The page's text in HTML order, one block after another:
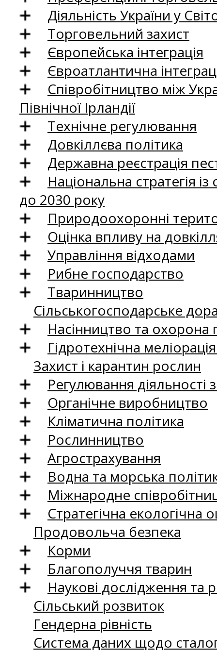
Діяльність України у
Торговельний захист
Європейська інтеграція
Євроатлантична
Співробітництво між
Північної Ірландії
Технічне регулювання
Довкіллєва політика
Державна реєстрація
Національна стратегія
до 2030 року
Природоохоронні
Оцінка впливу на
Управління відходами
Рибне господарство
Тваринництво
Сільськогосподарське
Насінництво та
Гідротехнічна
Захист і карантин рослин
Регулювання
Органічне виробництво
Кліматична політика
Рослинництво
Агрострахування
Водна та морська
Міжнародне
Стратегічна екологічна
Продовольча безпека
Корми
Благополуччя тварин
Наукові дослідження та
Сільський розвиток
Гендерна рівність
Система даних щодо